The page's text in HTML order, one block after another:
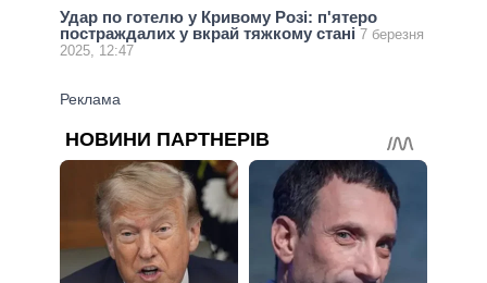
Удар по готелю у Кривому Розі: п'ятеро
постраждалих у вкрай тяжкому стані 7 березня
2025, 12:47